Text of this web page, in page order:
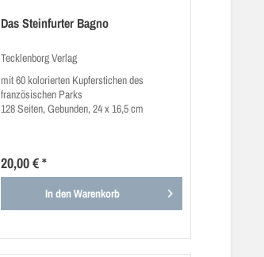
Das Steinfurter Bagno
Tecklenborg Verlag
mit 60 kolorierten Kupferstichen des
französischen Parks
128 Seiten, Gebunden, 24 x 16,5 cm
20,00 € *
In denWarenkorb